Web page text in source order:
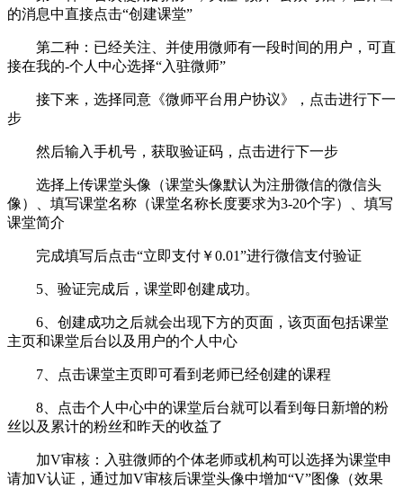
的消息中直接点击“创建课堂”
第二种：已经关注、并使用微师有一段时间的用户，可直
接在我的-个人中心选择“入驻微师”
接下来，选择同意《微师平台用户协议》，点击进行下一
步
然后输入手机号，获取验证码，点击进行下一步
选择上传课堂头像（课堂头像默认为注册微信的微信头
像）、填写课堂名称（课堂名称长度要求为3-20个字）、填写
课堂简介
完成填写后点击“立即支付￥0.01”进行微信支付验证
5、验证完成后，课堂即创建成功。
6、创建成功之后就会出现下方的页面，该页面包括课堂
主页和课堂后台以及用户的个人中心
7、点击课堂主页即可看到老师已经创建的课程
8、点击个人中心中的课堂后台就可以看到每日新增的粉
丝以及累计的粉丝和昨天的收益了
加V审核：入驻微师的个体老师或机构可以选择为课堂申
请加V认证，通过加V审核后课堂头像中增加“V”图像（效果